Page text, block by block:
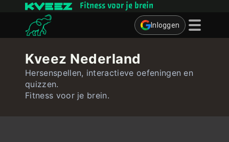
Fitness voor je brein
Inloggen
Quizzen
Kveez Nederland
Hersenspellen, interactieve oefeningen en
quizzen.
Fitness voor je brein.